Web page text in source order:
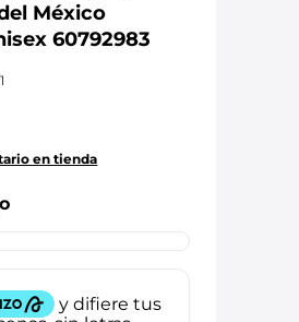
México
60792983
en tienda